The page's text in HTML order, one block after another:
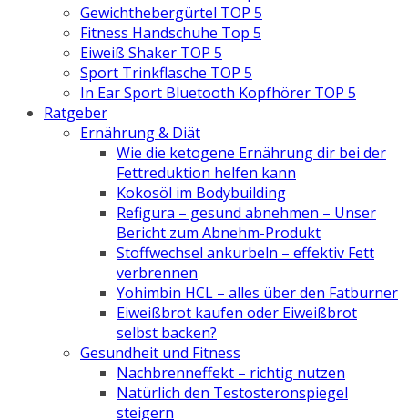
Gewichthebergürtel TOP 5
Fitness Handschuhe Top 5
Eiweiß Shaker TOP 5
Sport Trinkflasche TOP 5
In Ear Sport Bluetooth Kopfhörer TOP 5
Ratgeber
Ernährung & Diät
Wie die ketogene Ernährung dir bei der
Fettreduktion helfen kann
Kokosöl im Bodybuilding
Refigura – gesund abnehmen – Unser
Bericht zum Abnehm-Produkt
Stoffwechsel ankurbeln – effektiv Fett
verbrennen
Yohimbin HCL – alles über den Fatburner
Eiweißbrot kaufen oder Eiweißbrot
selbst backen?
Gesundheit und Fitness
Nachbrenneffekt – richtig nutzen
Natürlich den Testosteronspiegel
steigern